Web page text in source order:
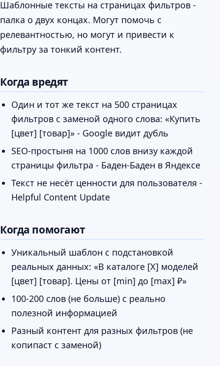
Шаблонные тексты на страницах фильтров -
палка о двух концах. Могут помочь с
релевантностью, но могут и привести к
фильтру за тонкий контент.
Когда вредят
Один и тот же текст на 500 страницах
фильтров с заменой одного слова: «Купить
[цвет] [товар]» - Google видит дубль
SEO-простыня на 1000 слов внизу каждой
страницы фильтра - Баден-Баден в Яндексе
Текст не несёт ценности для пользователя -
Helpful Content Update
Когда помогают
Уникальный шаблон с подстановкой
реальных данных: «В каталоге [X] моделей
[цвет] [товар]. Цены от [min] до [max] ₽»
100-200 слов (не больше) с реально
полезной информацией
Разный контент для разных фильтров (не
копипаст с заменой)